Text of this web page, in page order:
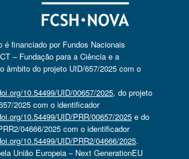
é financiado por Fundos Nacionais
– Fundação para a Ciência e a
âmbito do projeto UID/657/2025 com o
10.54499/UID/00657/2025, do projeto
2025 com o identificador
10.54499/UID/PRR/00657/2025e do
04666/2025 com o identificador
10.54499/UID/PRR2/04666/2025.
União Europeia – Next GenerationEU